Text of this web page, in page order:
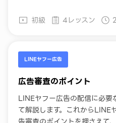
初級 4レッスン
LINEヤフー広告
広告審査のポイント
LINEヤフー広告の配信に必
て解説します。これからLINE